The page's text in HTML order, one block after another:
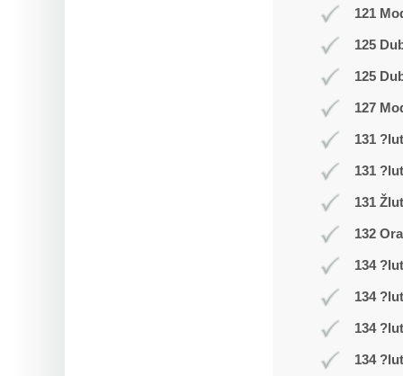
121
125
125
127
131 ?lut
131 ?lut
131
132
134 ?lut
134 ?lut
134 ?lut
134 ?lut